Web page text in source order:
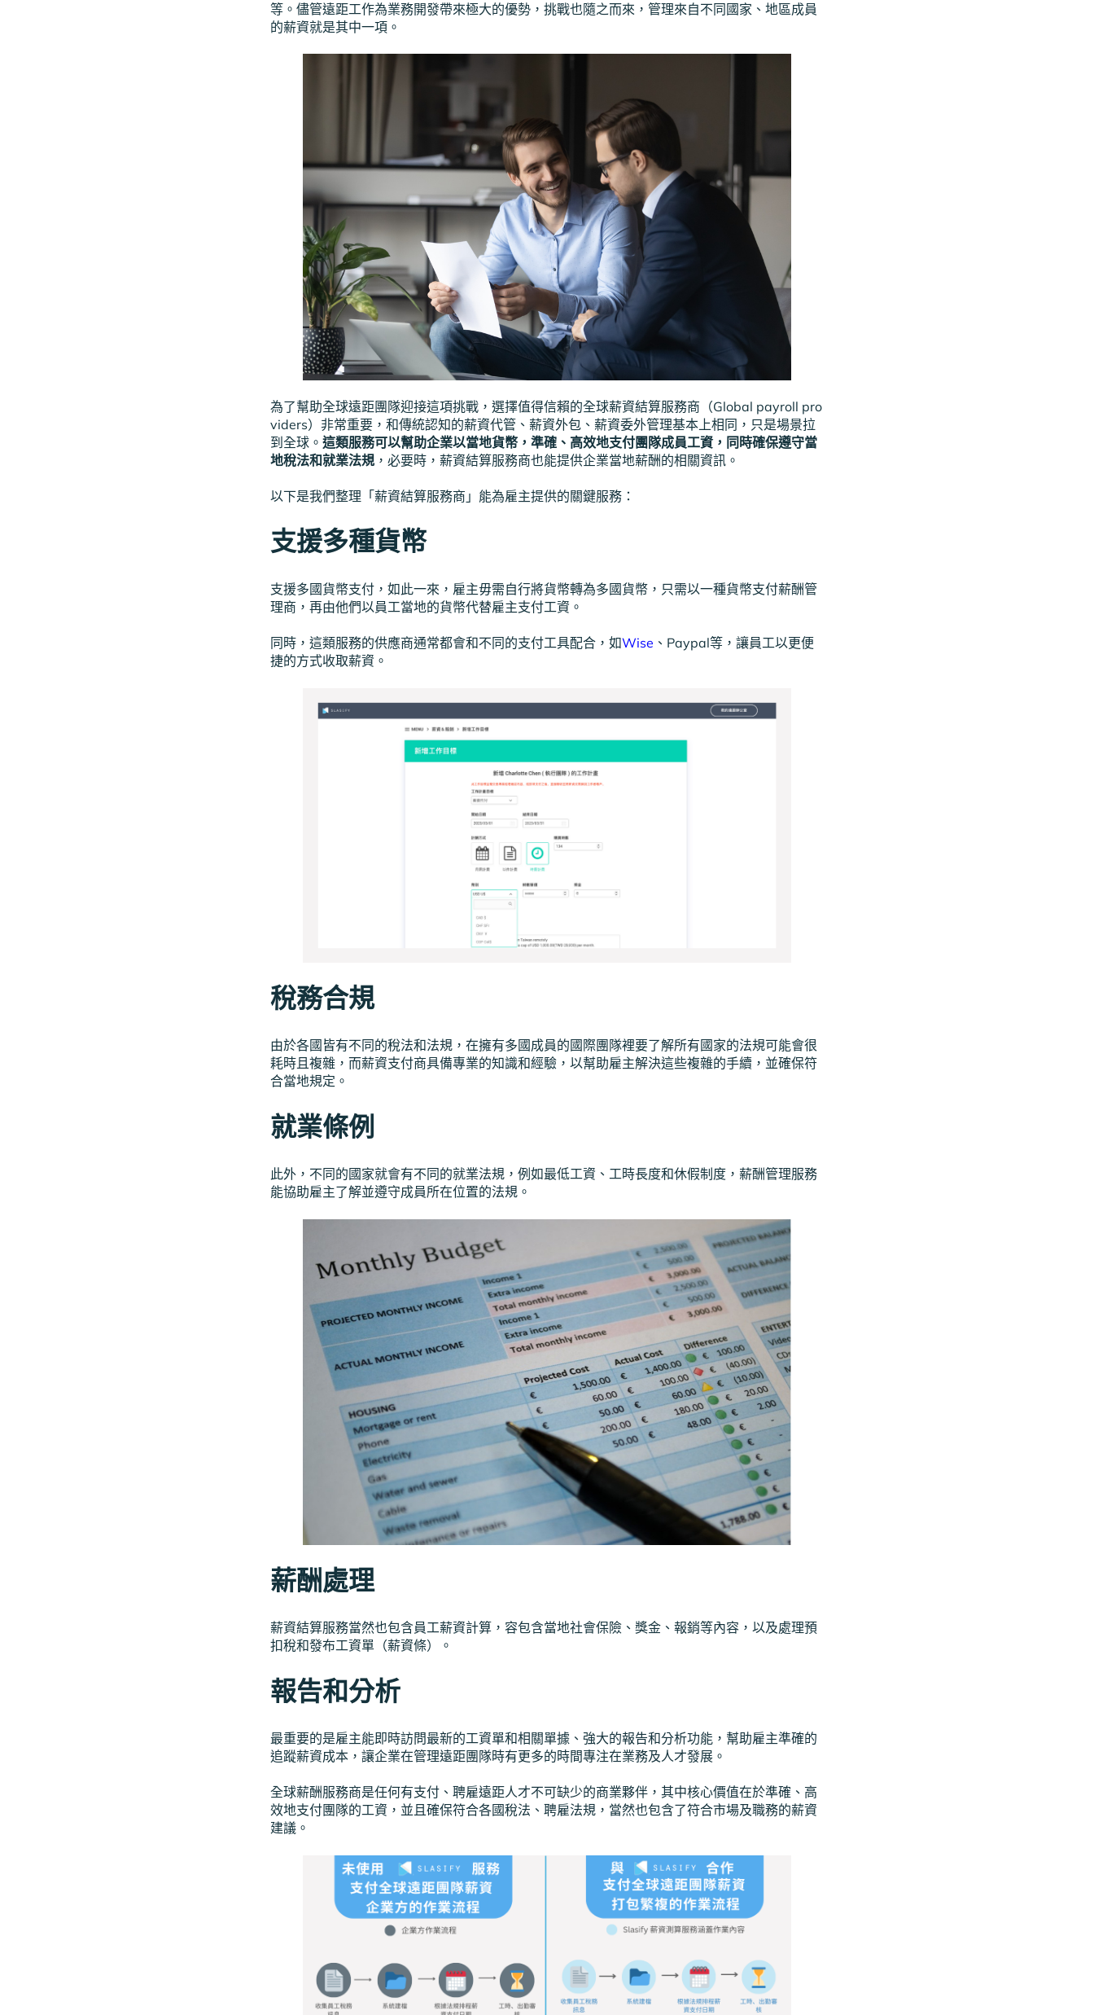
等。儘管遠距工作為業務開發帶來極大的優勢，挑戰也隨之而來，管理來自不同國家、地區成員
的薪資就是其中一項。
為了幫助全球遠距團隊迎接這項挑戰，選擇值得信賴的全球薪資結算服務商（Global payroll pro
viders）非常重要，和傳統認知的薪資代管、薪資外包、薪資委外管理基本上相同，只是場景拉
到全球。 這類服務可以幫助企業以當地貨幣，準確、高效地支付團隊成員工資，同時確保遵守當
地稅法和就業法規 ，必要時，薪資結算服務商也能提供企業當地薪酬的相關資訊。
以下是我們整理「薪資結算服務商」能為雇主提供的關鍵服務：
支援多種貨幣
支援多國貨幣支付，如此一來，雇主毋需自行將貨幣轉為多國貨幣，只需以一種貨幣支付薪酬管
理商，再由他們以員工當地的貨幣代替雇主支付工資。
同時，這類服務的供應商通常都會和不同的支付工具配合，如Wise 、Paypal等，讓員工以更便
捷的方式收取薪資。
稅務合規
由於各國皆有不同的稅法和法規，在擁有多國成員的國際團隊裡要了解所有國家的法規可能會很
耗時且複雜，而薪資支付商具備專業的知識和經驗，以幫助雇主解決這些複雜的手續，並確保符
合當地規定。
就業條例
此外，不同的國家就會有不同的就業法規，例如最低工資、工時長度和休假制度，薪酬管理服務
能協助雇主了解並遵守成員所在位置的法規。
薪酬處理
薪資結算服務當然也包含員工薪資計算，容包含當地社會保險、獎金、報銷等內容，以及處理預
扣稅和發布工資單（薪資條）。
報告和分析
最重要的是雇主能即時訪問最新的工資單和相關單據、強大的報告和分析功能，幫助雇主準確的
追蹤薪資成本，讓企業在管理遠距團隊時有更多的時間專注在業務及人才發展。
全球薪酬服務商是任何有支付、聘雇遠距人才不可缺少的商業夥伴，其中核心價值在於準確、高
效地支付團隊的工資，並且確保符合各國稅法、聘雇法規，當然也包含了符合市場及職務的薪資
建議。